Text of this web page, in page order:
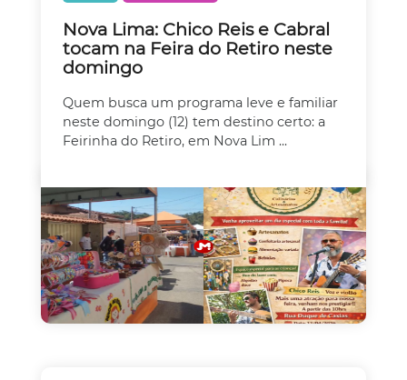
Nova Lima: Chico Reis e Cabral
tocam na Feira do Retiro neste
domingo
Quem busca um programa leve e familiar
neste domingo (12) tem destino certo: a
Feirinha do Retiro, em Nova Lim ...